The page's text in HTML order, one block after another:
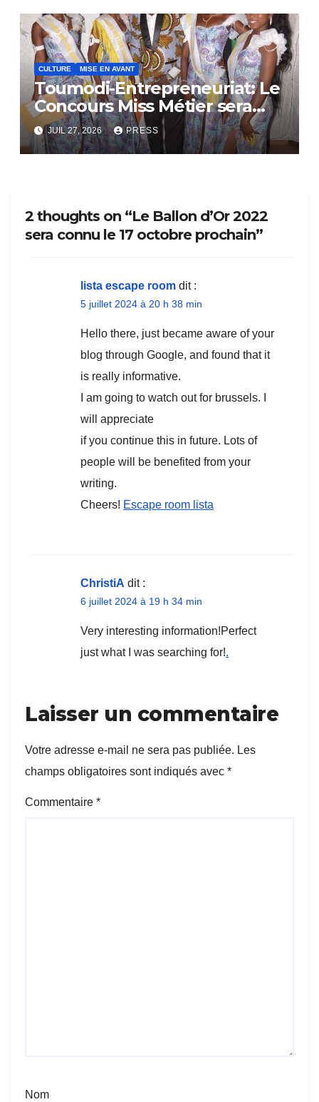
CULTURE MISE EN AVANT
Toumodi-Entrepreneuriat: Le
Concours Miss Métier sera
bientôt lance.
JUIL 27, 2026 PRESS
2 thoughts on “Le Ballon d’Or 2022
sera connu le 17 octobre prochain”
lista escape room dit :
5 juillet 2024 à 20 h 38 min
Hello there, just became aware of your
blog through Google, and found that it
is really informative.
I am going to watch out for brussels. I
will appreciate
if you continue this in future. Lots of
people will be benefited from your
writing.
Cheers! Escape room lista
ChristiA dit :
6 juillet 2024 à 19 h 34 min
Very interesting information!Perfect
just what I was searching for!.
Laisser un commentaire
Votre adresse e-mail ne sera pas publiée. Les
champs obligatoires sont indiqués avec *
Commentaire *
Nom